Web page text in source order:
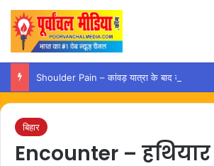
बिहार
Encounter –